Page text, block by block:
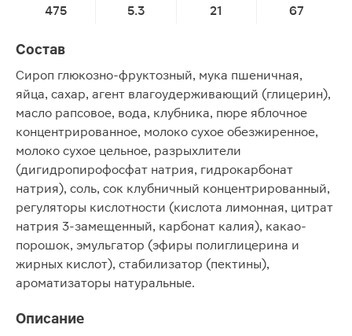
475 5.3 21 67
Состав
Сироп глюкозно-фруктозный, мука пшеничная,
яйца, сахар, агент влагоудерживающий (глицерин),
масло рапсовое, вода, клубника, пюре яблочное
концентрированное, молоко сухое обезжиренное,
молоко сухое цельное, разрыхлители
(дигидропирофосфат натрия, гидрокарбонат
натрия), соль, сок клубничный концентрированный,
регуляторы кислотности (кислота лимонная, цитрат
натрия 3-замещенный, карбонат калия), какао-
порошок, эмульгатор (эфиры полиглицерина и
жирных кислот), стабилизатор (пектины),
ароматизаторы натуральные.
Описание